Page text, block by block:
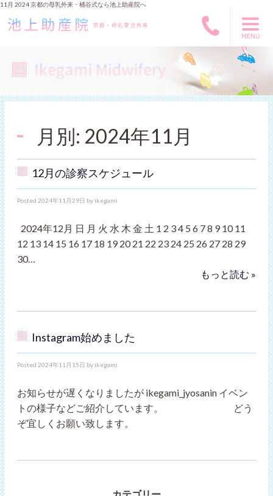
11月 2024 京都の母乳外来・桶谷式なら池上助産院へ
月別: 2024年11月
12月の診察スケジュール
Posted 2024年11月29日 by ikegami
2024年12月 日 月 火 水 木 金 土 1 2 3 4 5 6 7 8 9 10 11
12 13 14 15 16 17 18 19 20 21 22 23 24 25 26 27 28 29
30…
もっと読む »
Instagram始めました
Posted 2024年11月15日 by ikegami
お知らせが遅くなりましたが ikegami_jyosanin イベン
トの様子などご紹介しています。 どう
ぞ宜しくお願い致します。